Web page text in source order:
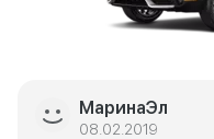
МаринаЭл
08.02.2019